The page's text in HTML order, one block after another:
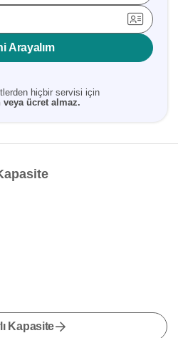
Arayalım
hiçbir servisi için
veya ücret almaz.
Kapasite